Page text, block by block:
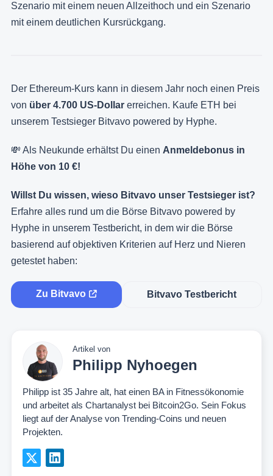
Szenario mit einem neuen Allzeithoch und ein Szenario
mit einem deutlichen Kursrückgang.
Der Ethereum-Kurs kann in diesem Jahr noch einen Preis
von über 4.700 US-Dollar erreichen. Kaufe ETH bei
unserem Testsieger Bitvavo powered by Hyphe.
💸 Als Neukunde erhältst Du einen Anmeldebonus in
Höhe von 10 €!
Willst Du wissen, wieso Bitvavo unser Testsieger ist?
Erfahre alles rund um die Börse Bitvavo powered by
Hyphe in unserem Testbericht, in dem wir die Börse
basierend auf objektiven Kriterien auf Herz und Nieren
getestet haben:
Zu Bitvavo Bitvavo Testbericht
Artikel von
Philipp Nyhoegen
Philipp ist 35 Jahre alt, hat einen BA in Fitnessökonomie
und arbeitet als Chartanalyst bei Bitcoin2Go. Sein Fokus
liegt auf der Analyse von Trending-Coins und neuen
Projekten.